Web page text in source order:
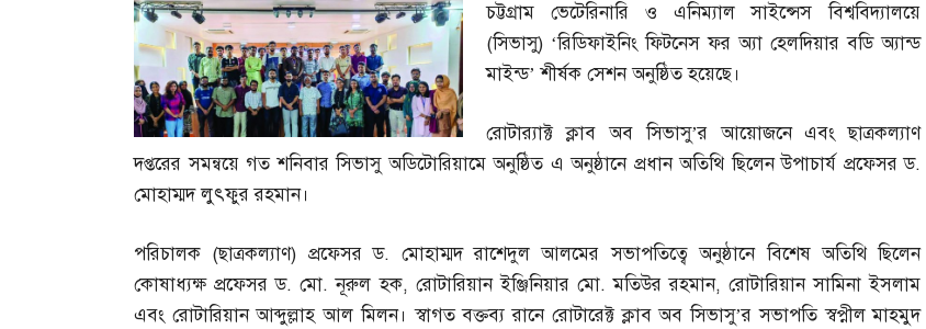
চট্টগ্রাম ভেটেরিনারি ও এনিম্যাল সাইন্সেস বিশ্ববিদ্যালয়ে
(সিভাসু) ‘রিডিফাইনিং ফিটনেস ফর অ্যা হেলদিয়ার বডি অ্যান্ড
মাইন্ড’ শীর্ষক সেশন অনুষ্ঠিত হয়েছে।
রোটার‌্যাক্ট ক্লাব অব সিভাসু’র আয়োজনে এবং ছাত্রকল্যাণ
দপ্তরের সমন্বয়ে গত শনিবার সিভাসু অডিটোরিয়ামে অনুষ্ঠিত এ অনুষ্ঠানে প্রধান অতিথি ছিলেন উপাচার্য প্রফেসর ড.
মোহাম্মদ লুৎফুর রহমান।
পরিচালক (ছাত্রকল্যাণ) প্রফেসর ড. মোহাম্মদ রাশেদুল আলমের সভাপতিত্বে অনুষ্ঠানে বিশেষ অতিথি ছিলেন
কোষাধ্যক্ষ প্রফেসর ড.মো.নূরুল হক, রোটারিয়ান ইঞ্জিনিয়ার মো.মতিউর রহমান,রোটারিয়ান সামিনা ইসলাম
এবং রোটারিয়ান আব্দুল্লাহ আল মিলন। স্বাগত বক্তব্য রানে রোটারেক্ট ক্লাব অব সিভাসু’র সভাপতি স্বপ্নীল মাহমুদ